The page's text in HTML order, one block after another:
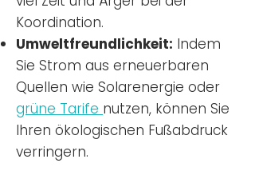
Koordination.
Umweltfreundlichkeit: Indem
Sie Strom aus erneuerbaren
Quellen wie Solarenergie oder
grüne Tarife nutzen, können Sie
Ihren ökologischen Fußabdruck
verringern.